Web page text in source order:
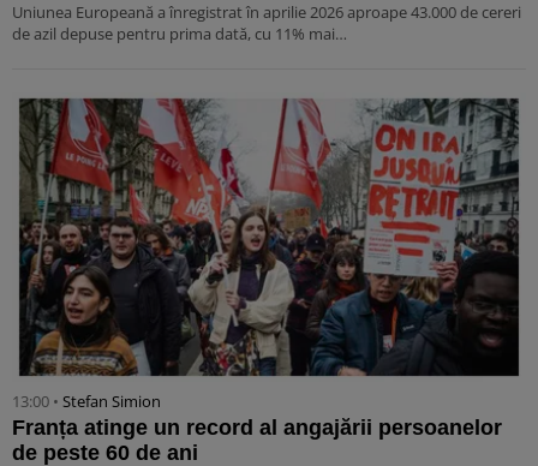
Uniunea Europeană a înregistrat în aprilie 2026 aproape 43.000 de cereri
de azil depuse pentru prima dată, cu 11% mai…
13:00 • Stefan Simion
Franța atinge un record al angajării persoanelor
de peste 60 de ani